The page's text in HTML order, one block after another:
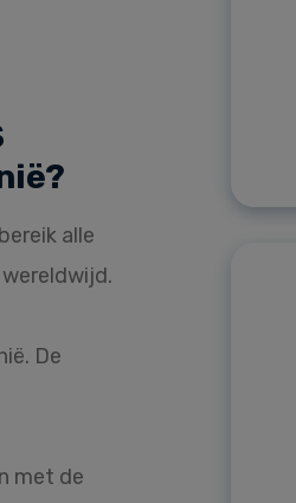
alle
De
met de